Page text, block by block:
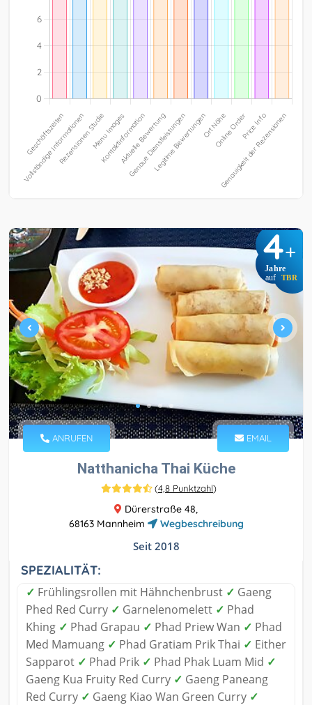
4+
Jahre
auf TBR
ANRUFEN EMAIL
Natthanicha Thai Küche
(4,8 Punktzahl)
Dürerstraße 48,
68163 Mannheim
Wegbeschreibung
Seit 2018
SPEZIALITÄT:
✓ Frühlingsrollen mit Hähnchenbrust ✓ Gaeng
Phed Red Curry ✓ Garnelenomelett ✓ Phad
Khing ✓ Phad Grapau ✓ Phad Priew Wan ✓ Phad
Med Mamuang ✓ Phad Gratiam Prik Thai ✓ Either
Sapparot ✓ Phad Prik ✓ Phad Phak Luam Mid ✓
Gaeng Kua Fruity Red Curry ✓ Gaeng Paneang
Red Curry ✓ Gaeng Kiao Wan Green Curry ✓